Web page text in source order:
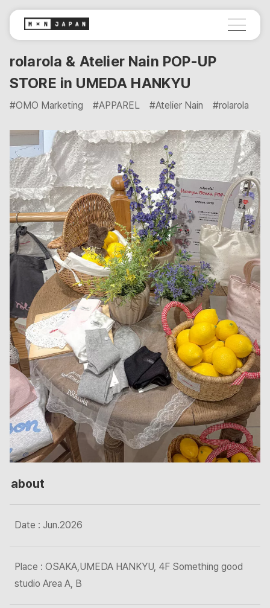
rolarola & Atelier Nain POP-UP
STORE in UMEDA HANKYU
#OMO Marketing #APPAREL #Atelier Nain #rolarola
about
Date : Jun.2026
Place : OSAKA,UMEDA HANKYU, 4F Something good
studio Area A, B